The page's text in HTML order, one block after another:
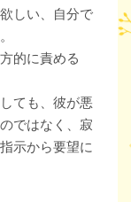
しい、自分で
的に責める
ても、彼が悪
ではなく、寂
示から要望に